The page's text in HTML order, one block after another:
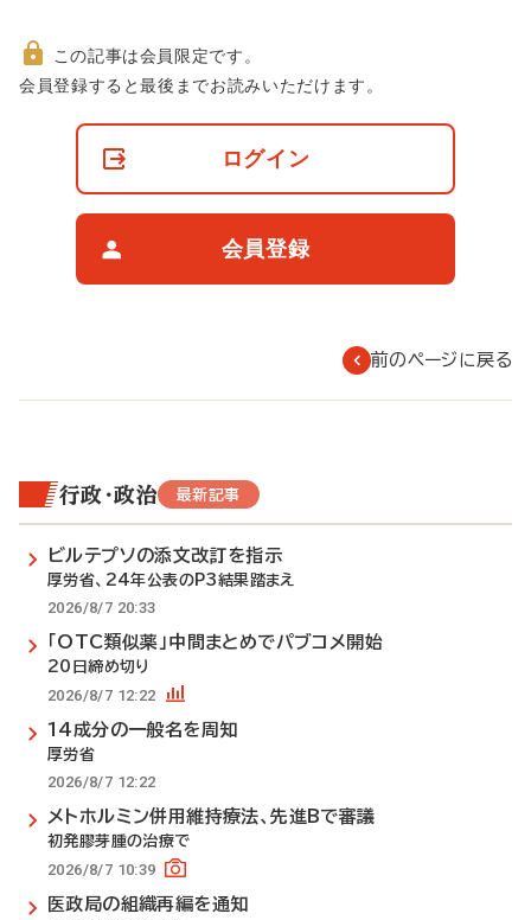
非
この記事は会員限定です。
会員登録すると最後までお読みいただけます。
ログイン
会員登録
前のページに戻る
行政・政治 最新記事
ビルテプソの添文改訂を指示
厚労省、24年公表のP3結果踏まえ
2026/8/7 20:33
「OTC類似薬」中間まとめでパブコメ開始
20日締め切り
2026/8/7 12:22
14成分の一般名を周知
厚労省
2026/8/7 12:22
メトホルミン併用維持療法、先進Bで審議
初発膠芽腫の治療で
2026/8/7 10:39
医政局の組織再編を通知